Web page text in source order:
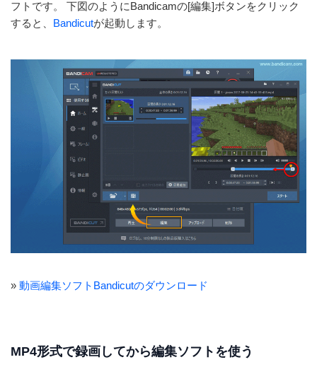
フトです。 下図のようにBandicamの[編集]ボタンをクリック
すると、 Bandicutが起動します。
» 動画編集ソフトBandicutのダウンロード
MP4形式で録画してから編集ソフトを使う